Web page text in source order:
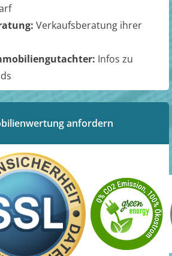
Verkaufsberatung ihrer
Infos zu
anfordern